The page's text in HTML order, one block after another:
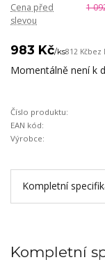
Cena před
slevou
1
983 Kč/ks812 Kčbez
Momentálně není k
Číslo produktu:
EAN kód:
Výrobce:
Kompletní
Kompletní